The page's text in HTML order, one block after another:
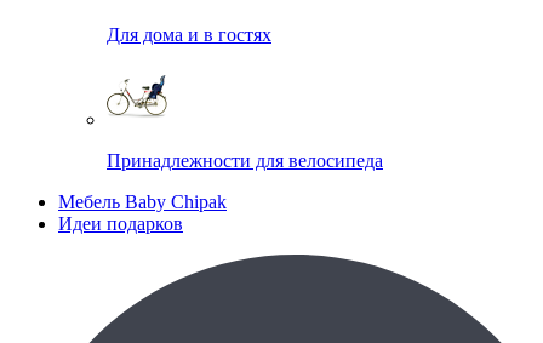
Для дома и в гостях
Принадлежности для велосипеда
Мебель Baby Chipak
Идеи подарков